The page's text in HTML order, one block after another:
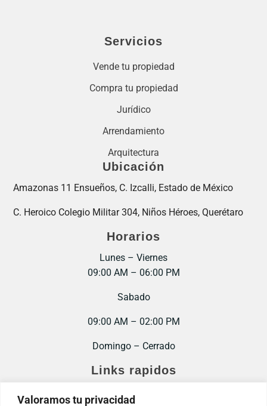
Valoramos tu privacidad
Servicios
Vende tu propiedad
Compra tu propiedad
Jurídico
Arrendamiento
Arquitectura
Ubicación
Amazonas 11 Ensueños, C. Izcalli, Estado de México
C. Heroico Colegio Militar 304, Niños Héroes, Querétaro
Horarios
Lunes – Viernes
09:00 AM – 06:00 PM
Sabado
09:00 AM – 02:00 PM
Domingo – Cerrado
Links rapidos
Inicio